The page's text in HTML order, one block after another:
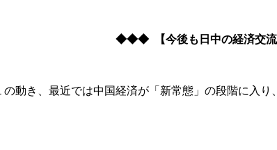
◆◆◆ 【今後も日中の経済交
動き、最近では中国経済が「新常態」の段階に入